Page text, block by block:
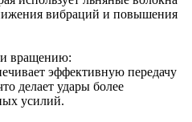
вибраций и повышения
вращению:
эффективную передачу
делает удары более
усилий.